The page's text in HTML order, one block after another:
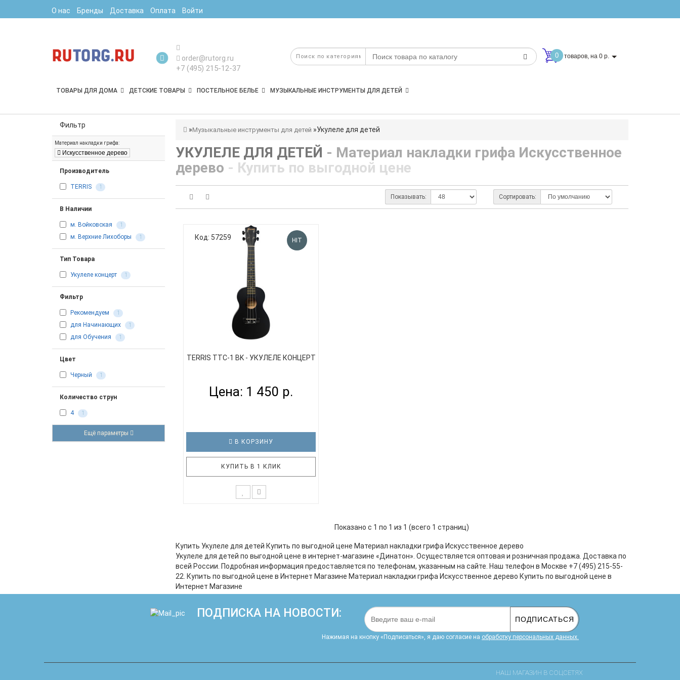
О нас Бренды Доставка Оплата Войти
order@rutorg.ru
+7 (495) 215-12-37
0 товаров, на 0 р.
ТОВАРЫ ДЛЯ ДОМА ДЕТСКИЕ ТОВАРЫ ПОСТЕЛЬНОЕ БЕЛЬЕ МУЗЫКАЛЬНЫЕ ИНСТРУМЕНТЫ ДЛЯ ДЕТЕЙ
Фильтр
Материал накладки грифа:
Искусственное дерево
Производитель
TERRIS 1
В Наличии
м. Войковская 1
м. Верхние Лихоборы 1
Тип Товара
Укулеле концерт 1
Фильтр
Рекомендуем 1
для Начинающих 1
для Обучения 1
Цвет
Черный 1
Количество струн
4 1
Ещё параметры
Музыкальные инструменты для детей Укулеле для детей
УКУЛЕЛЕ ДЛЯ ДЕТЕЙ - Материал накладки грифа Искусственное
дерево - Купить по выгодной цене
Сортировать:
Показывать:
Код: 57259 HIT
TERRIS TTC-1 BK - УКУЛЕЛЕ КОНЦЕРТ
Цена: 1 450 р.
В КОРЗИНУ
КУПИТЬ В 1 КЛИК
и лаконичный дизайн, мягкое
звучание маленькой гавайской
гитары не оставят равнодушными
никого. Укулеле TERRIS TTC-1 BK
станет также прекрасным ..
Показано с 1 по 1 из 1 (всего 1 страниц)
Купить Укулеле для детей Купить по выгодной цене Материал накладки грифа Искусственное дерево
Укулеле для детей по выгодной цене в интернет-магазине «Динатон». Осуществляется оптовая и розничная продажа. Доставка по
всей России. Подробная информация предоставляется по телефонам, указанным на сайте. Наш телефон в Москве +7 (495) 215-55-
22. Купить по выгодной цене в Интернет Магазине Материал накладки грифа Искусственное дерево Купить по выгодной цене в
Интернет Магазине
ПОДПИСКА НА НОВОСТИ: ПОДПИСАТЬСЯ
Нажимая на кнопку «Подписаться», я даю cогласие на обработку персональных данных.
НАШ МАГАЗИН В СОЦСЕТЯХ